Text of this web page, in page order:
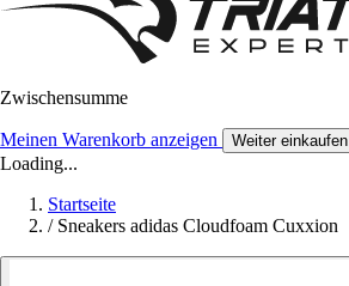
Zwischensumme
Meinen Warenkorb anzeigen Weiter einkaufen
Loading...
Startseite
/ Sneakers adidas Cloudfoam Cuxxion